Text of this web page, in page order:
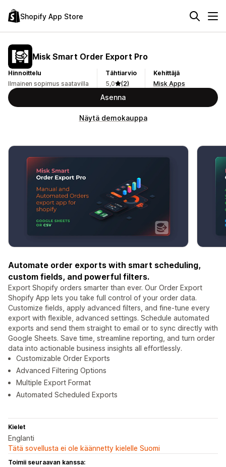
Shopify App Store
Misk Smart Order Export Pro
Hinnoittelu
Ilmainen sopimus saatavilla
Tähtiarvio
5,0
(2)
Kehittäjä
Misk Apps
Asenna
Näytä demokauppa
Automate order exports with smart scheduling,
custom fields, and powerful filters.
Export Shopify orders smarter than ever. Our Order Export
Shopify App lets you take full control of your order data.
Customize fields, apply advanced filters, and fine-tune every
export with flexible, advanced settings. Schedule automated
exports and send them straight to email or to sync directly with
Google Sheets. Save time, streamline reporting, and turn order
data into actionable business insights all effortlessly.
Customizable Order Exports
Advanced Filtering Options
Multiple Export Format
Automated Scheduled Exports
Kielet
Englanti
Tätä sovellusta ei ole käännetty kielelle Suomi
Toimii seuraavan kanssa: